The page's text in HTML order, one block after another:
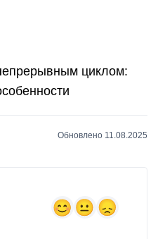
циклом:
Обновлено 11.08.2025